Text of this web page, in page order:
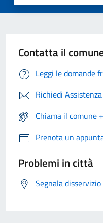
Contatta il
Leggi le domande
Richiedi Assistenza
Chiama il comune
Prenota un
Problemi in città
Segnala disservizio